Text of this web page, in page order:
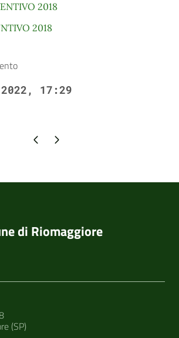
2018
2018
17:29
Pagina precedente
Pagina successiva
di Riomaggiore
(SP)